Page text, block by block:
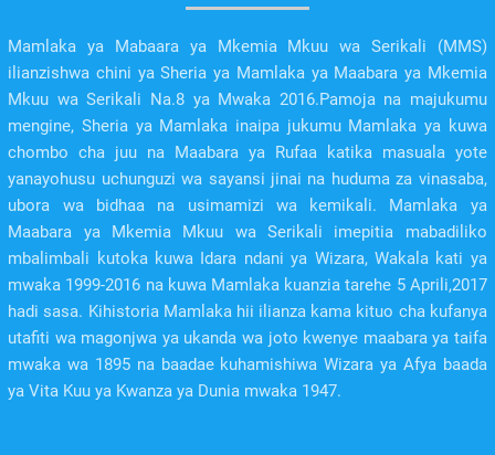
Mamlaka ya Mabaara ya Mkemia Mkuu wa Serikali (MMS)
ilianzishwa chini ya Sheria ya Mamlaka ya Maabara ya Mkemia
Mkuu wa Serikali Na.8 ya Mwaka 2016.Pamoja na majukumu
mengine, Sheria ya Mamlaka inaipa jukumu Mamlaka ya kuwa
chombo cha juu na Maabara ya Rufaa katika masuala yote
yanayohusu uchunguzi wa sayansi jinai na huduma za vinasaba,
ubora wa bidhaa na usimamizi wa kemikali. Mamlaka ya
Maabara ya Mkemia Mkuu wa Serikali imepitia mabadiliko
mbalimbali kutoka kuwa Idara ndani ya Wizara, Wakala kati ya
mwaka 1999-2016 na kuwa Mamlaka kuanzia tarehe 5 Aprili,2017
hadi sasa. Kihistoria Mamlaka hii ilianza kama kituo cha kufanya
utafiti wa magonjwa ya ukanda wa joto kwenye maabara ya taifa
mwaka wa 1895 na baadae kuhamishiwa Wizara ya Afya baada
ya Vita Kuu ya Kwanza ya Dunia mwaka 1947.